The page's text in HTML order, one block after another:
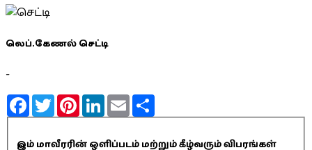
லெப்.கேணல் செட்டி
-
FacebookTwitterPinterestLinkedInEmail
இம் மாவீரரின் ஒளிப்படம் மற்றும் கீழ்வரும் விபரங்கள்